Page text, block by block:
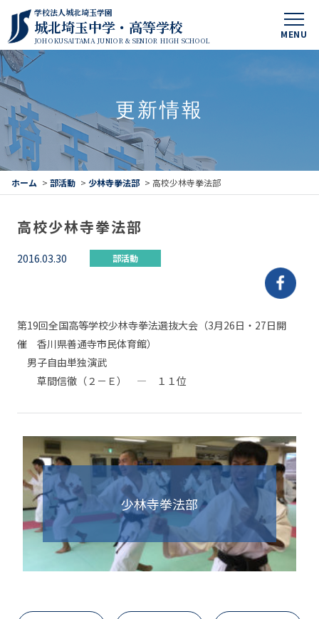
MENU
学校法人城北埼玉学園
城北埼玉中学・高等学校
JOHOKUSAITAMA JUNIOR & SENIOR HIGH SCHOOL
更新情報
ホーム > 部活動 > 少林寺拳法部 > 高校少林寺拳法部
高校少林寺拳法部
2016.03.30 部活動
第19回全国高等学校少林寺拳法選抜大会（3月26日・27日開
催 香川県善通寺市民体育館）
男子自由単独演武
草間信徹（２－Ｅ） — １１位
少林寺拳法部